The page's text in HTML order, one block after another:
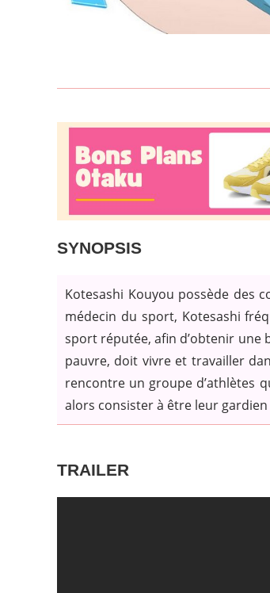
SYNOPSIS
Kotesashi Kouyou possède des
médecin du sport, Kotesashi
sport réputée, afin d’obtenir une
pauvre, doit vivre et travailler
rencontre un groupe d’athlètes
alors consister à être leur
TRAILER